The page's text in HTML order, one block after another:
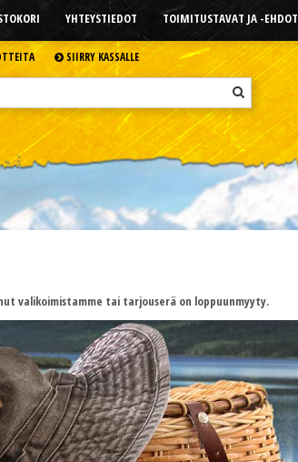
YHTEYSTIEDOT TOIMITUSTAVAT JA -EHDOT
SIIRRY KASSALLE
valikoimistamme tai tarjouserä on loppuunmyyty.